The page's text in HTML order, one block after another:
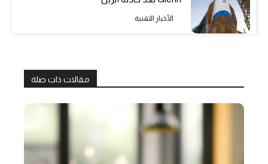
الأخبار التقنية
مقالات ذات صلة